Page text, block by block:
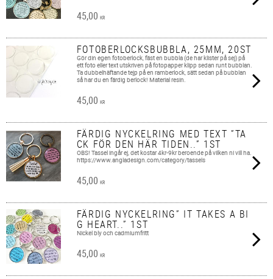
45,00 KR
FOTOBERLOCKSBUBBLA, 25MM, 20ST
Gör din egen fotoberlock, fäst en bubbla (de har klister på sej) på
ett foto eller text utskriven på fotopapper klipp sedan runt bubblan.
Ta dubbelhäftande tejp på en ramberlock, sätt sedan på bubblan
så har du en färdig berlock! Material resin.
45,00 KR
FÄRDIG NYCKELRING MED TEXT ”TA
CK FÖR DEN HÄR TIDEN..” 1ST
OBS! Tassel ingår ej, det kostar 4kr-9kr beroende på vilken ni vill ha.
https://www.angladesign.com/category/tassels
45,00 KR
FÄRDIG NYCKELRING” IT TAKES A BI
G HEART..” 1ST
Nickel bly och cadmiumfritt
45,00 KR